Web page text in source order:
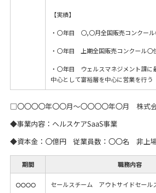
【実績】
・〇年目 〇,〇月全国販売コンクー
・〇年目 上期全国販売コンクール〇
・〇年目 ウェルスマネジメント課に
中心として富裕層を中心に営業を行う
□〇〇〇〇年〇〇月～〇〇〇〇年〇月 株式
◆事業内容：ヘルスケアSaaS事業
◆資本金：〇億円 従業員数：〇〇名 非上
期間 職務内容
〇〇〇〇
セールスチーム アウトサイドセール